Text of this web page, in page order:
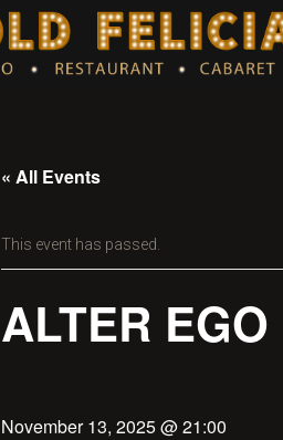
« All Events
This event has passed.
ALTER
November 13, 2025 @ 21:00